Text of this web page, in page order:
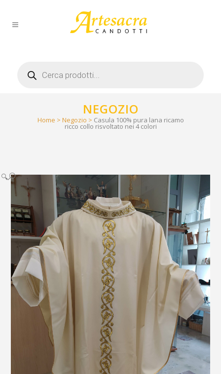
search
NEGOZIO
Home > Negozio > Casula 100% pura lana ricamo
ricco collo risvoltato nei 4 colori
🔍